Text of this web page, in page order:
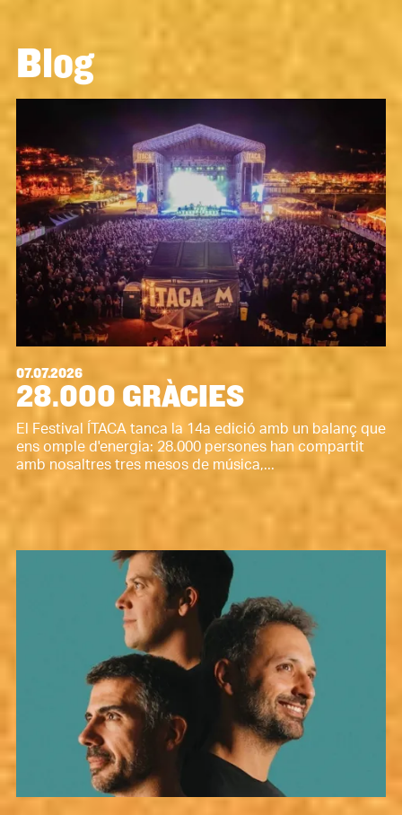
Blog
07.07.2026
28.000 GRÀCIES
El Festival ÍTACA tanca la 14a edició amb un balanç que
ens omple d'energia: 28.000 persones han compartit
amb nosaltres tres mesos de música,...